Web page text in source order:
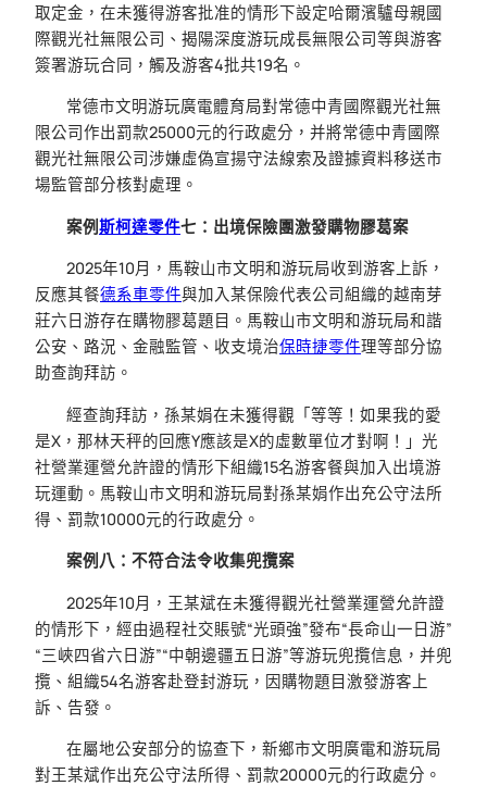
取定金，在未獲得游客批准的情形下設定哈爾濱驢母親國
際觀光社無限公司、揭陽深度游玩成長無限公司等與游客
簽署游玩合同，觸及游客4批共19名。
常德市文明游玩廣電體育局對常德中青國際觀光社無
限公司作出罰款25000元的行政處分，并將常德中青國際
觀光社無限公司涉嫌虛偽宣揚守法線索及證據資料移送市
場監管部分核對處理。
案例斯柯達零件七：出境保險團激發購物膠葛案
2025年10月，馬鞍山市文明和游玩局收到游客上訴，
反應其餐德系車零件與加入某保險代表公司組織的越南芽
莊六日游存在購物膠葛題目。馬鞍山市文明和游玩局和諧
公安、路況、金融監管、收支境治保時捷零件理等部分協
助查詢拜訪。
經查詢拜訪，孫某娟在未獲得觀「等等！如果我的愛
是X，那林天秤的回應Y應該是X的虛數單位才對啊！」光
社營業運營允許證的情形下組織15名游客餐與加入出境游
玩運動。馬鞍山市文明和游玩局對孫某娟作出充公守法所
得、罰款10000元的行政處分。
案例八：不符合法令收集兜攬案
2025年10月，王某斌在未獲得觀光社營業運營允許證
的情形下，經由過程社交賬號“光頭強”發布“長命山一日游”
“三峽四省六日游”“中朝邊疆五日游”等游玩兜攬信息，并兜
攬、組織54名游客赴登封游玩，因購物題目激發游客上
訴、告發。
在屬地公安部分的協查下，新鄉市文明廣電和游玩局
對王某斌作出充公守法所得、罰款20000元的行政處分。